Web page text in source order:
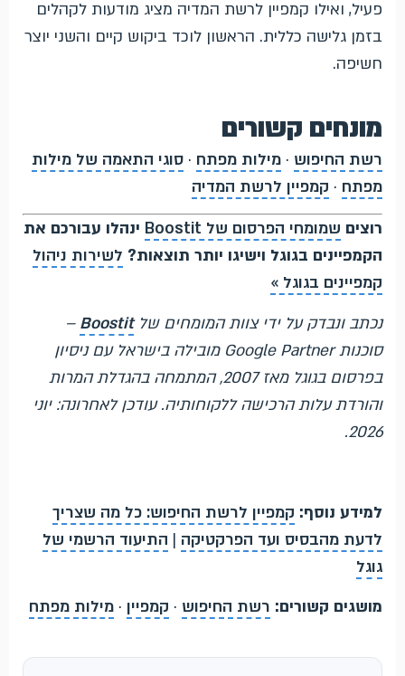
פעיל, ואילו קמפיין לרשת המדיה מציג מודעות לקהלים
בזמן גלישה כללית. הראשון לוכד ביקוש קיים והשני יוצר
חשיפה.
מונחים קשורים
רשת החיפוש · מילות מפתח · סוגי התאמה של מילות
מפתח · קמפיין לרשת המדיה
רוצים שמומחי הפרסום של Boostit
ינהלו עבורכם את
הקמפיינים בגוגל וישיגו יותר תוצאות? לשירות ניהול
קמפיינים בגוגל »
נכתב ונבדק על ידי צוות המומחים שלBoostit
–
סוכנות Google Partner מובילה בישראל עם ניסיון
בפרסום בגוגל מאז 2007, המתמחה בהגדלת המרות
והורדת עלות הרכישה ללקוחותיה. עודכן לאחרונה: יוני
2026.
למידע נוסף: קמפיין לרשת החיפוש: כל מה שצריך
לדעת מהבסיס ועד הפרקטיקה | התיעוד הרשמי של
גוגל
מושגים קשורים: רשת החיפוש · קמפיין · מילות מפתח